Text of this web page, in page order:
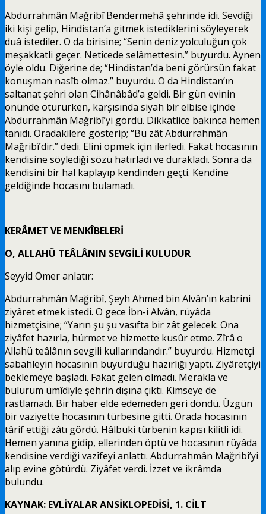
Abdurrahmân Mağribî Bendermehâ şehrinde idi. Sevdiği
iki kişi gelip, Hindistan’a gitmek istediklerini söyleyerek
duâ istediler. O da birisine; “Senin deniz yolculuğun çok
meşakkatli geçer. Netîcede selâmettesin.” buyurdu. Aynen
öyle oldu. Diğerine de; “Hindistan’da beni görürsün fakat
konuşman nasîb olmaz.” buyurdu. O da Hindistan’ın
saltanat şehri olan Cihânâbâd’a geldi. Bir gün evinin
önünde otururken, karşısında siyah bir elbise içinde
Abdurrahmân Mağribî’yi gördü. Dikkatlice bakınca hemen
tanıdı. Oradakilere gösterip; “Bu zât Abdurrahmân
Mağribî’dir.” dedi. Elini öpmek için ilerledi. Fakat hocasının
kendisine söylediği sözü hatırladı ve durakladı. Sonra da
kendisini bir hal kaplayıp kendinden geçti. Kendine
geldiğinde hocasını bulamadı.
KERÂMET VE MENKÎBELERİ
O, ALLAHÜ TEÂLÂNIN SEVGİLİ KULUDUR
Seyyid Ömer anlatır:
Abdurrahmân Mağribî, Şeyh Ahmed bin Alvân’ın kabrini
ziyâret etmek istedi. O gece İbn-i Alvân, rüyâda
hizmetçisine; “Yarın şu şu vasıfta bir zât gelecek. Ona
ziyâfet hazırla, hürmet ve hizmette kusûr etme. Zîrâ o
Allahü teâlânın sevgili kullarındandır.” buyurdu. Hizmetçi
sabahleyin hocasının buyurduğu hazırlığı yaptı. Ziyâretçiyi
beklemeye başladı. Fakat gelen olmadı. Merakla ve
bulurum ümîdiyle şehrin dışına çıktı. Kimseye de
rastlamadı. Bir haber elde edemeden geri döndü. Üzgün
bir vaziyette hocasının türbesine gitti. Orada hocasının
târif ettiği zâtı gördü. Hâlbuki türbenin kapısı kilitli idi.
Hemen yanına gidip, ellerinden öptü ve hocasının rüyâda
kendisine verdiği vazîfeyi anlattı. Abdurrahmân Mağribî’yi
alıp evine götürdü. Ziyâfet verdi. İzzet ve ikrâmda
bulundu.
KAYNAK: EVLİYALAR ANSİKLOPEDİSİ, 1. CİLT